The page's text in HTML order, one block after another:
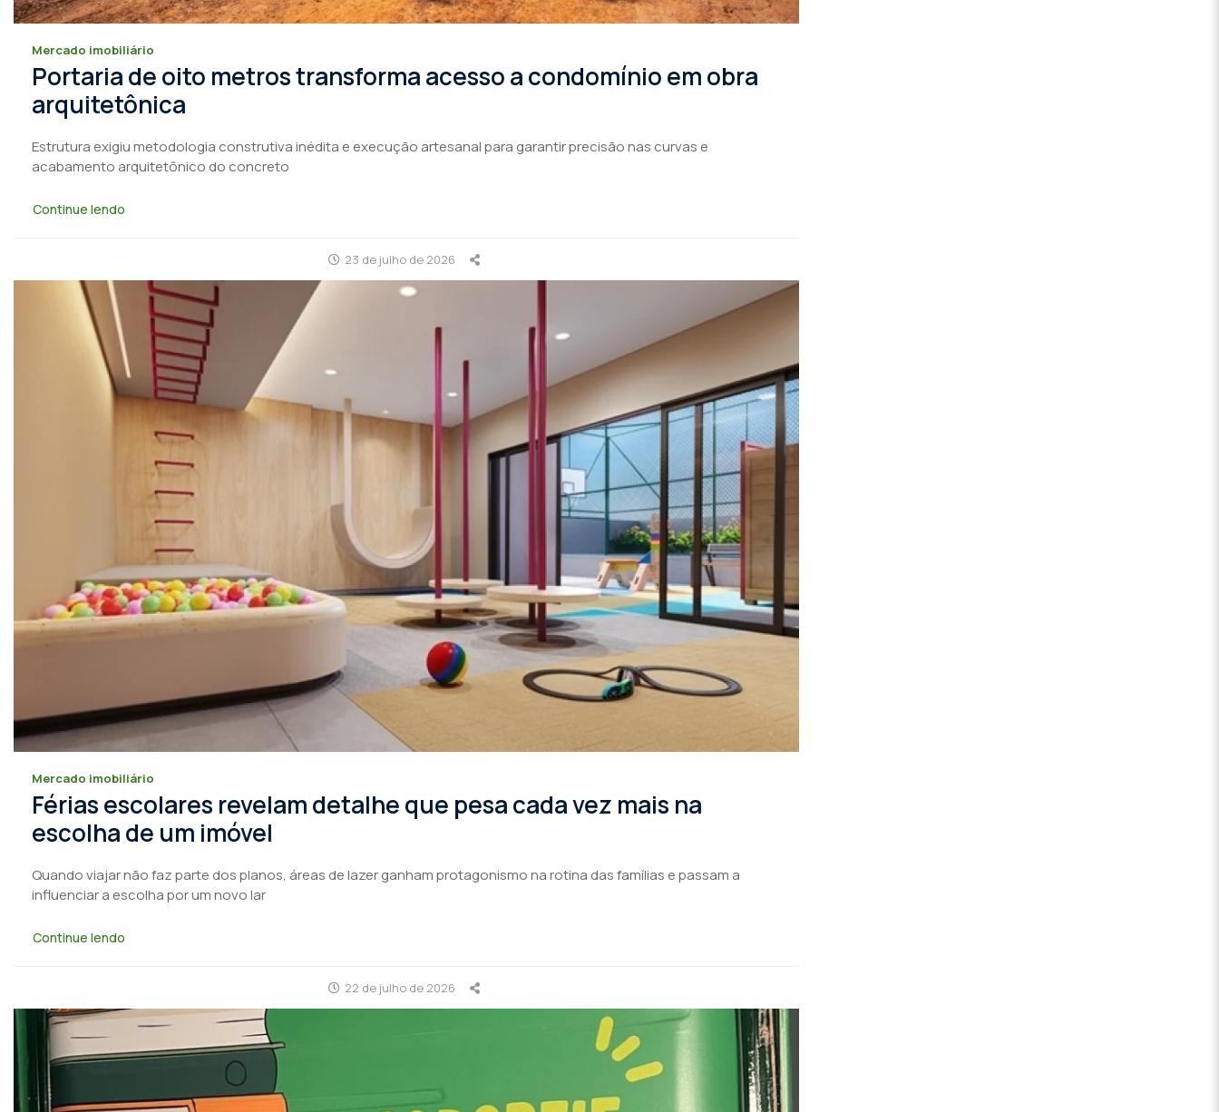
Mercado imobiliário
Portaria de oito metros transforma acesso a condomínio em obra
arquitetônica
Estrutura exigiu metodologia construtiva inédita e execução artesanal para garantir precisão nas curvas e
acabamento arquitetônico do concreto
Continue lendo
23 de julho de 2026
Mercado imobiliário
Férias escolares revelam detalhe que pesa cada vez mais na
escolha de um imóvel
Quando viajar não faz parte dos planos, áreas de lazer ganham protagonismo na rotina das famílias e passam a
influenciar a escolha por um novo lar
Continue lendo
22 de julho de 2026